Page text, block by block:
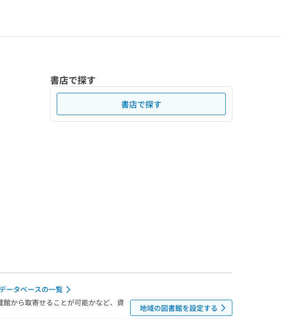
書店で探す
書店で探す
ータベースの一覧
から取寄せることが可能かなど、資
地域の図書館を設定する